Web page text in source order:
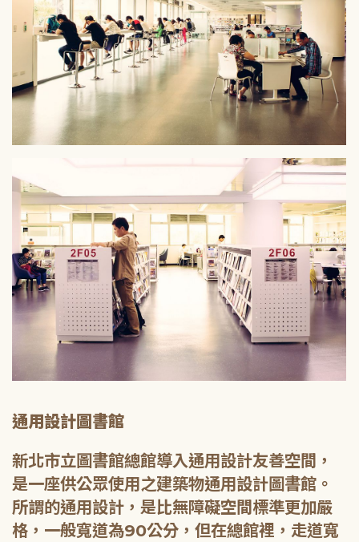
通用設計圖書館
新北市立圖書館總館導入通用設計友善空間，
是一座供公眾使用之建築物通用設計圖書館。
所謂的通用設計，是比無障礙空間標準更加嚴
格，一般寬道為90公分，但在總館裡，走道寬